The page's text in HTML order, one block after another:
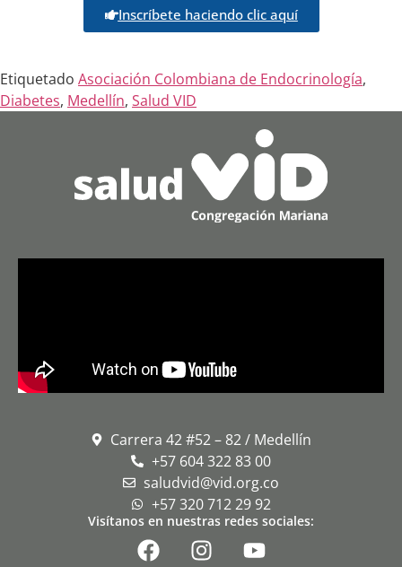
Inscríbete haciendo clic aquí
Etiquetado Asociación Colombiana de Endocrinología,
Diabetes, Medellín, Salud VID
Carrera 42 #52 – 82 / Medellín
+57 604 322 83 00
saludvid@vid.org.co
+57 320 712 29 92
Visítanos en nuestras redes sociales: